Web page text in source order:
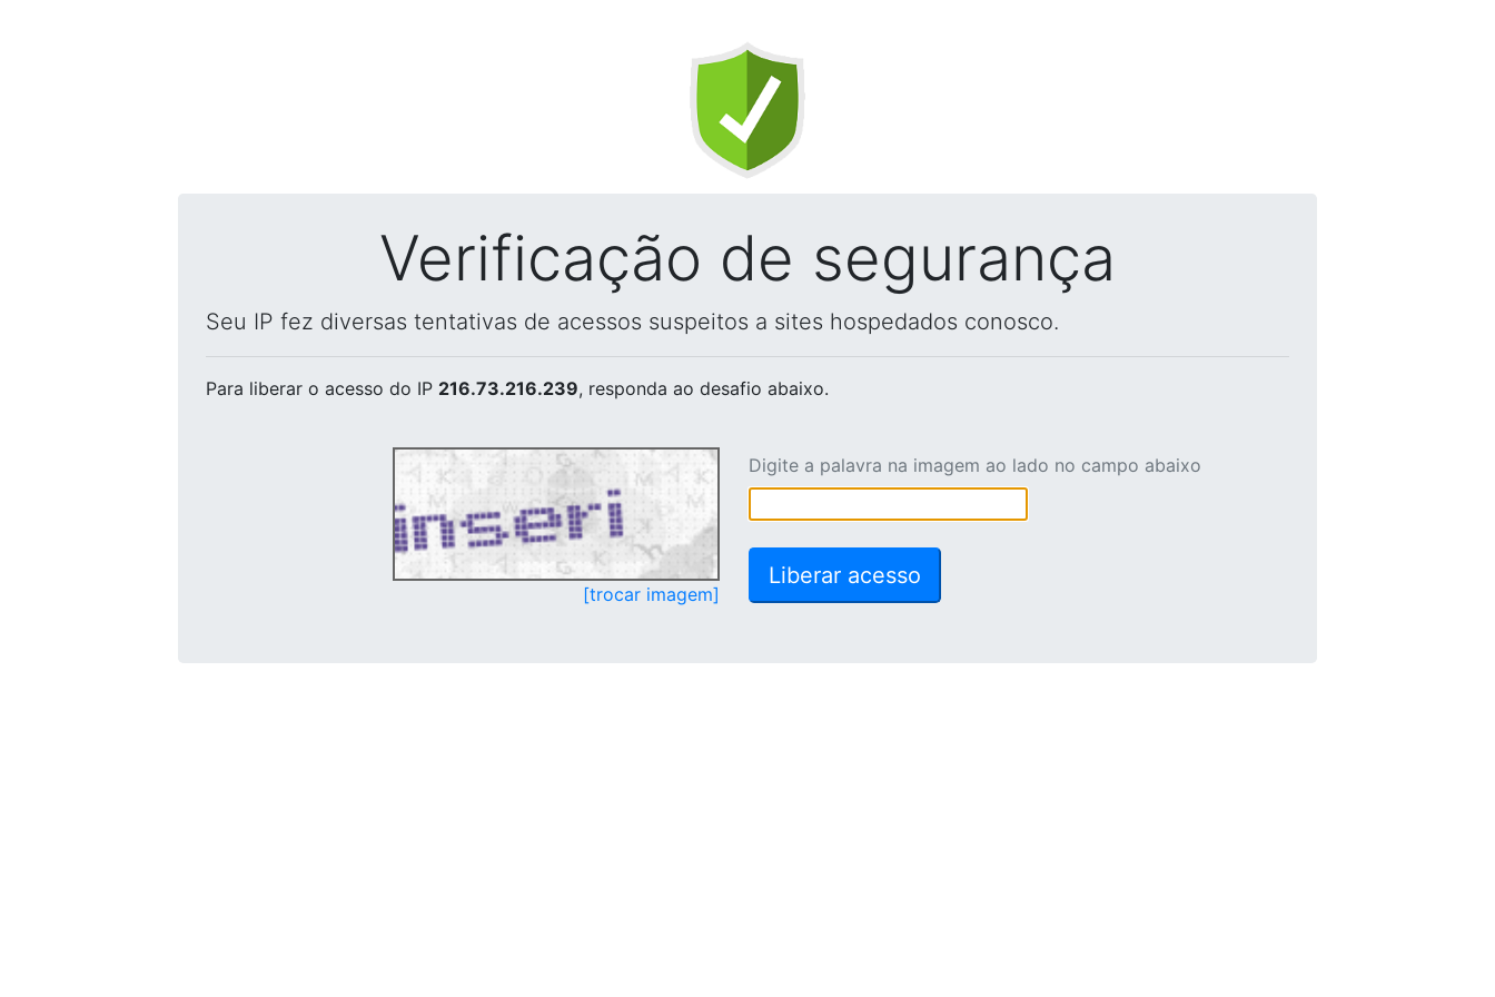
Verificação de segurança
Seu IP fez diversas tentativas de acessos suspeitos a sites hospedados conosco.
Para liberar o acesso do IP 216.73.216.239, responda ao desafio abaixo.
[trocar imagem]
Digite a palavra na imagem ao lado no campo abaixo